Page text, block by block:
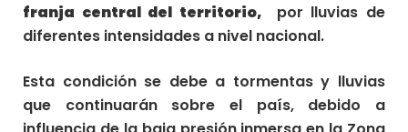
franja central del territorio,
por lluvias de
diferentes intensidades a nivel nacional.
Esta condición se debe a tormentas y lluvias
que continuarán sobre el país, debido a